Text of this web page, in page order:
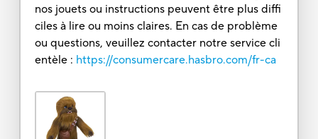
nos jouets ou instructions peuvent être plus diffi
ciles à lire ou moins claires. En cas de problème
ou questions, veuillez contacter notre service cli
entèle : https://consumercare.hasbro.com/fr-ca